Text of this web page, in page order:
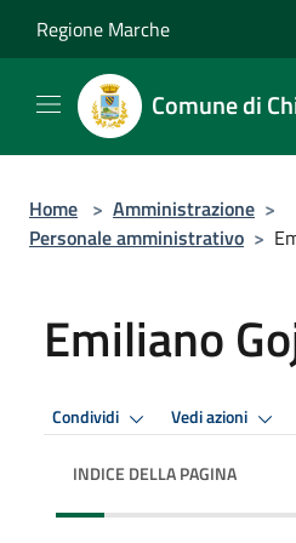
Regione Marche
Comune di
Home > Amministrazione >
Personale amministrativo >
Emiliano
Condividi Vedi azioni
INDICE DELLA PAGINA